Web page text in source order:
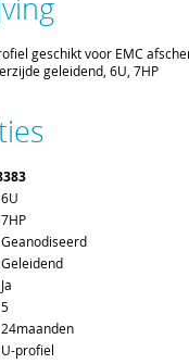
geschikt voor EMC
geleidend, 6U, 7HP
6U
7HP
Geanodiseerd
Geleidend
Ja
5
24maanden
U-profiel